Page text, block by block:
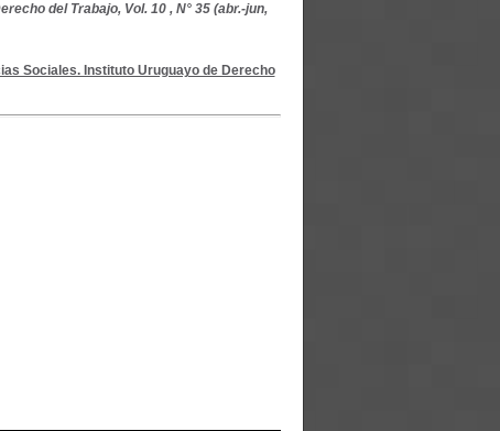
del Trabajo, Vol. 10 , N° 35 (abr.-jun,
Sociales. Instituto Uruguayo de Derecho